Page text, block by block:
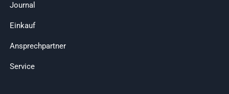
Journal
Einkauf
Ansprechpartner
Service